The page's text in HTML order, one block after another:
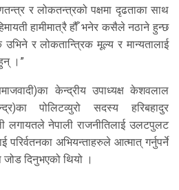
र लोकतन्त्रको पक्षमा दृढताका साथ
हामीमात्रै हौँ भनेर कसैले नठाने हुन्छ
उभिने र लोकतान्त्रिक मूल्य र मान्यतालाई
।”
केन्द्रीय उपाध्यक्ष केशवलाल
पोलिटव्युरो सदस्य हरिबहादुर
लगायतले नेपाली राजनीतिलाई उलटपुलट
परिर्वतनका अभियन्ताहरुले आत्मात् गर्नुपर्ने
जोड दिनुभएको थियो ।